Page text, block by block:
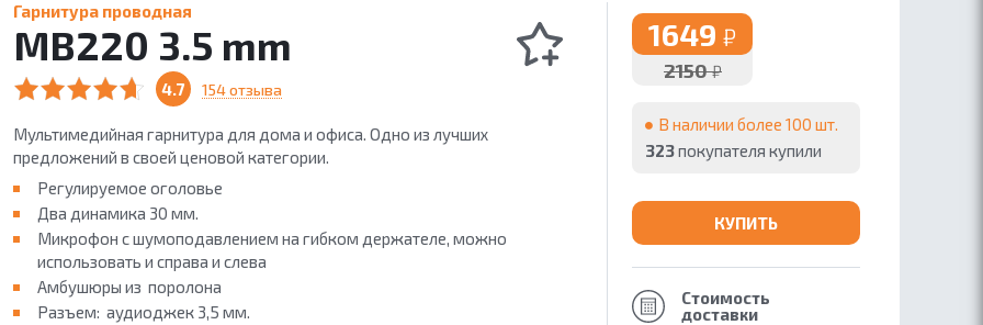
Гарнитура проводная
MB220 3.5 mm
4.7 154 отзыва
Мультимедийная гарнитура для дома и офиса. Одно из лучших
предложений в своей ценовой категории.
Регулируемое оголовье
Два динамика 30 мм.
Микрофон с шумоподавлением на гибком держателе, можно
использовать и справа и слева
Амбушюры из поролона
Разъем: аудиоджек 3,5 мм.
1649 ₽
2150₽
В наличии более 100 шт.
323покупателя купили
КУПИТЬ
Стоимость
доставки